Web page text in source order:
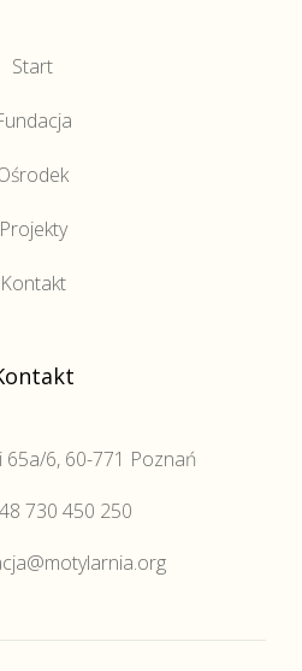
Start
Projekty
Kontakt
65a/6, 60-771 Poznań
730 450 250